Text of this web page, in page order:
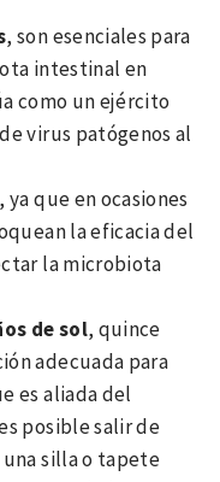
, son esenciales para
intestinal en
como un ejército
virus patógenos al
, ya que en ocasiones
la eficacia del
la microbiota
de sol, quince
adecuada para
es aliada del
posible salir de
una silla o tapete